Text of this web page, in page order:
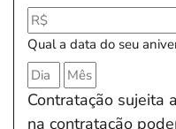
Qual a data do seu
Contratação sujeita
na contratação